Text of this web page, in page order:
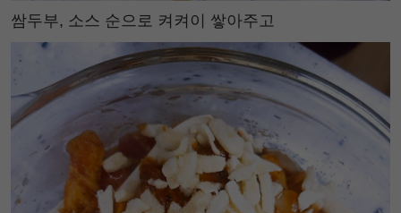
쌈두부, 소스 순으로 켜켜이 쌓아주고